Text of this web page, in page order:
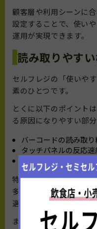
顧客層や利用シーンに
設定することで、使い
運用が実現できます。
読み取りやす
セルフレジの「使いや
素のひとつです。
とくに以下のポイント
る原因になりやすい部分
バーコードの読み取
タッチパネルの反応速
画面の見やすさ
特にスーパーのように
多少コストをかけてで
選ぶ必要があります。
また、商品スキャンの